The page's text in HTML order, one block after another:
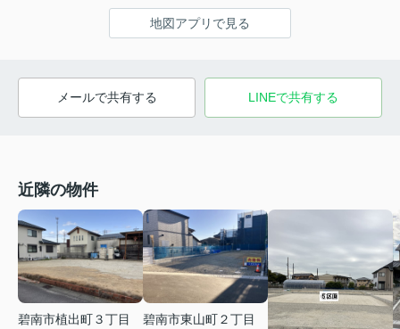
地図アプリで見る
メールで共有する LINEで共有する
近隣の物件
碧南市植出町３丁目
碧南市東山町２丁目